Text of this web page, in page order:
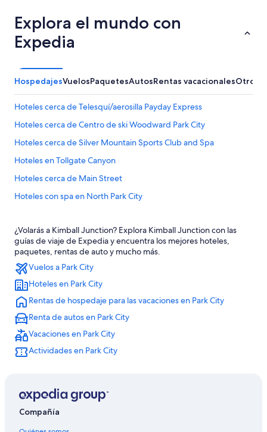
Explora el mundo con
Expedia
HospedajesVuelosPaquetesAutosRentas vacacionalesOtros
Hoteles cerca de Telesquí/aerosilla Payday Express
Hoteles cerca de Centro de ski Woodward Park City
Hoteles cerca de Silver Mountain Sports Club and Spa
Hoteles en Tollgate Canyon
Hoteles cerca de Main Street
Hoteles con spa en North Park City
Hoteles para bodas en North Park City
Hoteles en North Park City
Hoteles 4 estrellas en Prospector
Hoteles cerca de Park City Mountain Resort
Hoteles cerca de Utah Olympic Park
Cabañas en Park City
Casas de campo en Park City
Condominios en Park City
Hoteles de ski en Park City
Hoteles románticos en Park City
Hoteles baratos en Park City
¿Volarás a Kimball Junction? Explora Kimball Junction con las
guías de viaje de Expedia y encuentra los mejores hoteles,
paquetes, rentas de auto y mucho más.
Vuelos a Park City
Hoteles en Park City
Rentas de hospedaje para las vacaciones en Park City
Renta de autos en Park City
Vacaciones en Park City
Actividades en Park City
Compañía